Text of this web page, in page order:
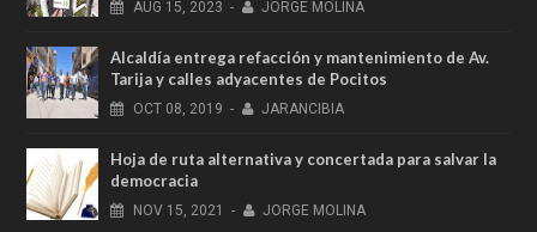
AUG 15, 2023 - JORGE MOLINA
Alcaldía entrega refacción y mantenimiento de Av.
Tarija y calles adyacentes de Pocitos
OCT 08, 2019 - JARANCIBIA
Hoja de ruta alternativa y concertada para salvar la
democracia
NOV 15, 2021 - JORGE MOLINA